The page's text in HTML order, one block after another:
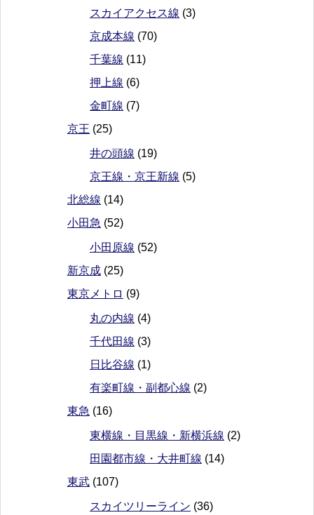
スカイアクセス線 (3)
京成本線 (70)
千葉線 (11)
押上線 (6)
金町線 (7)
京王 (25)
井の頭線 (19)
京王線・京王新線 (5)
北総線 (14)
小田急 (52)
小田原線 (52)
新京成 (25)
東京メトロ (9)
丸の内線 (4)
千代田線 (3)
日比谷線 (1)
有楽町線・副都心線 (2)
東急 (16)
東横線・目黒線・新横浜線 (2)
田園都市線・大井町線 (14)
東武 (107)
スカイツリーライン (36)